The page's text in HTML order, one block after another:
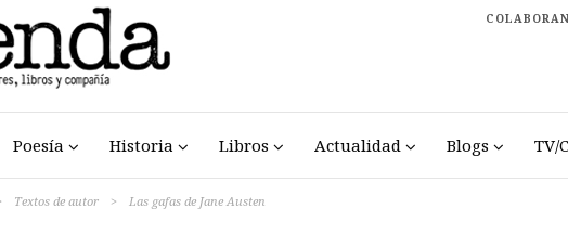
COLABORAN
Poesía Historia Libros Actualidad Blogs TV/
Textos de autor > Las gafas de Jane Austen